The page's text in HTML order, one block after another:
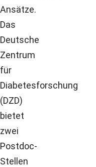
Ansätze.
Das
Deutsche
Zentrum
für
Diabetesforschung
(DZD)
bietet
zwei
Postdoc-
Stellen